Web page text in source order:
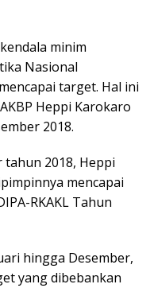
minim
Nasional
target. Hal ini
Heppi Karokaro
2018.
2018, Heppi
mencapai
RKAKL Tahun
hingga Desember,
yang dibebankan